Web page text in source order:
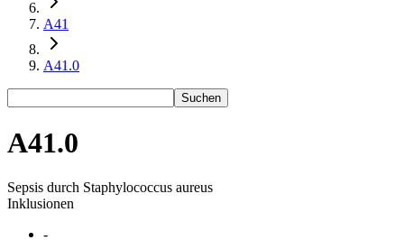
A41
A41.0
Suchen
A41.0
Sepsis durch Staphylococcus aureus
Inklusionen
-